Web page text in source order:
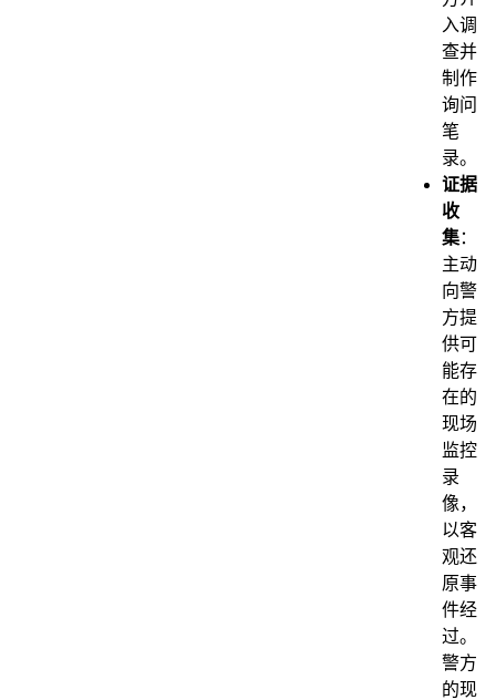
入调
查并
制作
询问
笔
录。
证据
收
集：
主动
向警
方提
供可
能存
在的
现场
监控
录
像，
以客
观还
原事
件经
过。
警方
的现